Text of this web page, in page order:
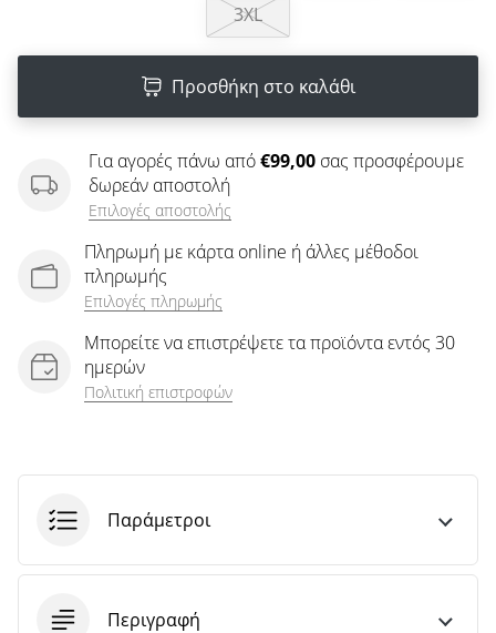
3XL
Προσθήκη στο καλάθι
Για αγορές πάνω από€99,00 σας προσφέρουμε
δωρεάν αποστολή
Επιλογές αποστολής
Πληρωμή με κάρτα online ή άλλες μέθοδοι
πληρωμής
Επιλογές πληρωμής
Μπορείτε να επιστρέψετε τα προϊόντα εντός 30
ημερών
Πολιτική επιστροφών
Παράμετροι
Περιγραφή